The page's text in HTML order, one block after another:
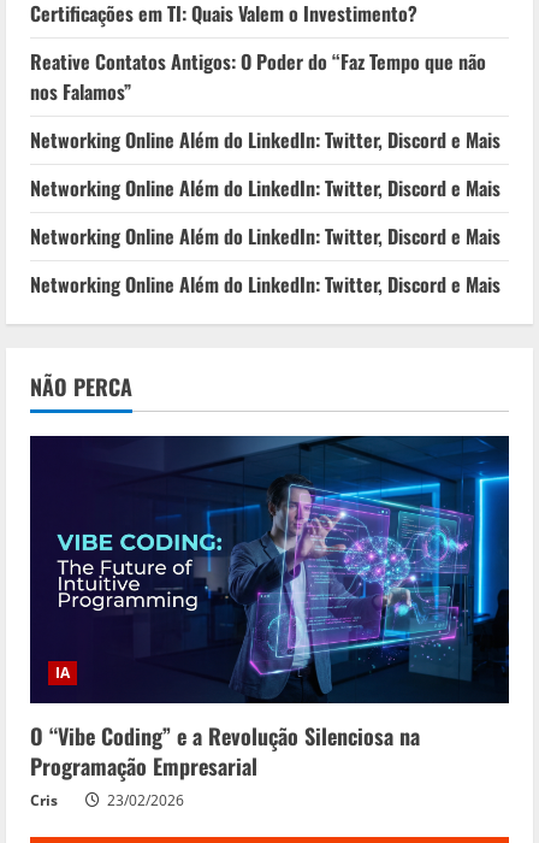
Certificações em TI: Quais Valem o Investimento?
Reative Contatos Antigos: O Poder do “Faz Tempo que não
nos Falamos”
Networking Online Além do LinkedIn: Twitter, Discord e Mais
Networking Online Além do LinkedIn: Twitter, Discord e Mais
Networking Online Além do LinkedIn: Twitter, Discord e Mais
Networking Online Além do LinkedIn: Twitter, Discord e Mais
NÃO PERCA
IA
O “Vibe Coding” e a Revolução Silenciosa na
Programação Empresarial
Cris 23/02/2026